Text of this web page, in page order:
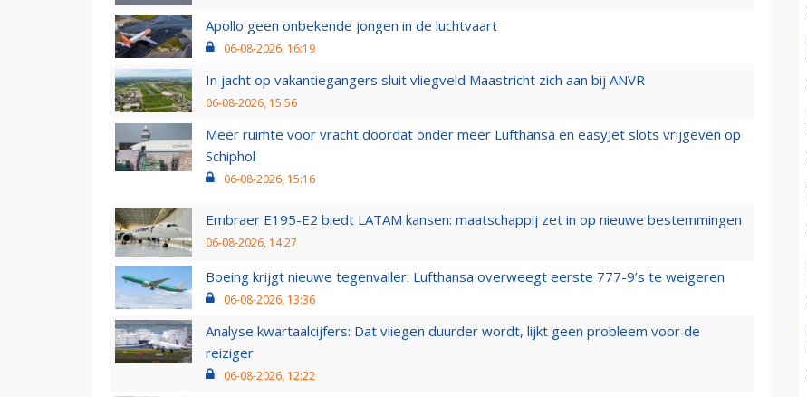
Apollo geen onbekende jongen in de luchtvaart
06-08-2026, 16:19
In jacht op vakantiegangers sluit vliegveld Maastricht zich aan bij ANVR
06-08-2026, 15:56
Meer ruimte voor vracht doordat onder meer Lufthansa en easyJet slots vrijgeven op
Schiphol
06-08-2026, 15:16
Embraer E195-E2 biedt LATAM kansen: maatschappij zet in op nieuwe bestemmingen
06-08-2026, 14:27
Boeing krijgt nieuwe tegenvaller: Lufthansa overweegt eerste 777-9’s te weigeren
06-08-2026, 13:36
Analyse kwartaalcijfers: Dat vliegen duurder wordt, lijkt geen probleem voor de
reiziger
06-08-2026, 12:22